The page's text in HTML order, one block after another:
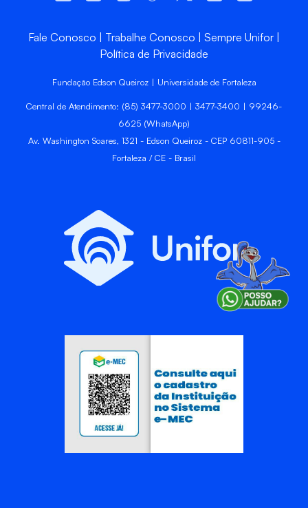
Fale Conosco Trabalhe Conosco
Sempre Unifor
Política de Privacidade
Fundação Edson Queiroz | Universidade de Fortaleza
Central de Atendimento: (85) 3477-3000 | 3477-3400 | 99246-
6625 (WhatsApp)
Av. Washington Soares, 1321 - Edson Queiroz - CEP 60811-905 -
Fortaleza / CE - Brasil